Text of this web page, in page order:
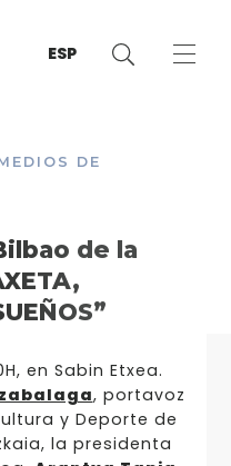
ESP
DE
de la
en Sabin Etxea.
, portavoz
y Deporte de
la presidenta